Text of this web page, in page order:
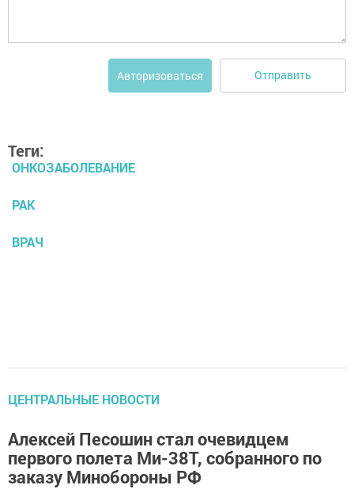
Авторизоваться Отправить
Теги:
ОНКОЗАБОЛЕВАНИЕ
РАК
ВРАЧ
ЦЕНТРАЛЬНЫЕ НОВОСТИ
Алексей Песошин стал очевидцем
первого полета Ми-38Т, собранного по
заказу Минобороны РФ